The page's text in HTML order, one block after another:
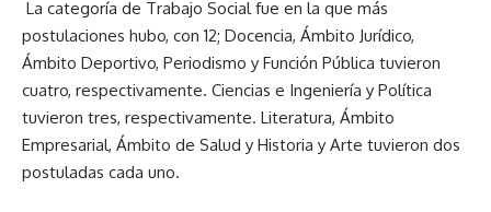
La categoría de Trabajo Social fue en la que más
postulaciones hubo, con 12; Docencia, Ámbito Jurídico,
Ámbito Deportivo, Periodismo y Función Pública tuvieron
cuatro, respectivamente. Ciencias e Ingeniería y Política
tuvieron tres, respectivamente. Literatura, Ámbito
Empresarial, Ámbito de Salud y Historia y Arte tuvieron dos
postuladas cada uno.